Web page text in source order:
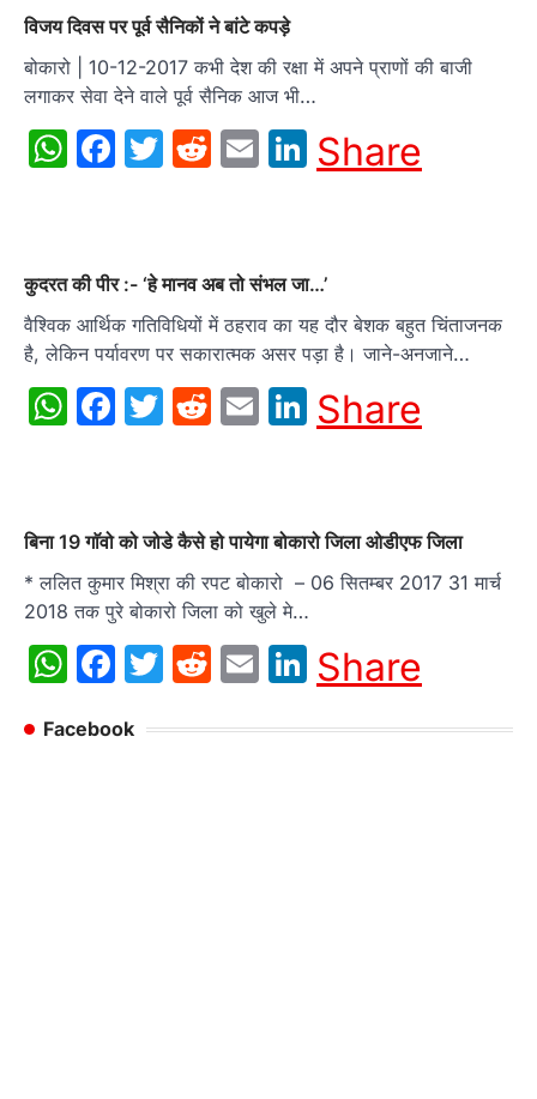
विजय दिवस पर पूर्व सैनिकों ने बांटे कपड़े
बोकारो | 10-12-2017 कभी देश की रक्षा में अपने प्राणों की बाजी
लगाकर सेवा देने वाले पूर्व सैनिक आज भी…
WhatsApp
Facebook
Twitter
Reddit
EmailLinkedIn
Share
कुदरत की पीर :- ‘हे मानव अब तो संभल जा…’
वैश्विक आर्थिक गतिविधियों में ठहराव का यह दौर बेशक बहुत चिंताजनक
है, लेकिन पर्यावरण पर सकारात्मक असर पड़ा है। जाने-अनजाने…
WhatsApp
Facebook
Twitter
Reddit
EmailLinkedIn
Share
बिना 19 गाॅवो को जोडे कैसे हो पायेगा बोकारो जिला ओडीएफ जिला
* ललित कुमार मिश्रा की रपट बोकारो – 06 सितम्बर 2017 31 मार्च
2018 तक पुरे बोकारो जिला को खुले मे…
WhatsApp
Facebook
Twitter
Reddit
EmailLinkedIn
Share
Facebook